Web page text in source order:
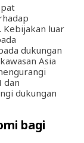
Kebijakan luar
dukungan
Asia
dan
dukungan
bagi